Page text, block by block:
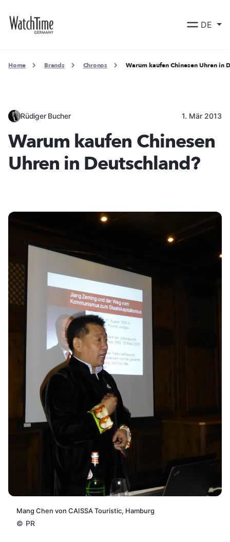
DE
Home Brands Chronos Warum kaufen Chinesen Uhren in
Rüdiger Bucher 1. Mär 2013
Warum kaufen Chinesen
Uhren in Deutschland?
Mang Chen von CAISSA Touristic, Hamburg
© PR